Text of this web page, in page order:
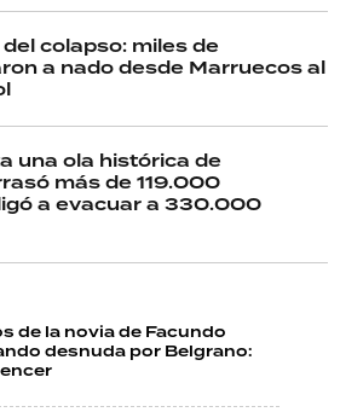
colapso: miles de
a nado desde Marruecos al
una ola histórica de
más de 119.000
a evacuar a 330.000
de la novia de Facundo
desnuda por Belgrano: